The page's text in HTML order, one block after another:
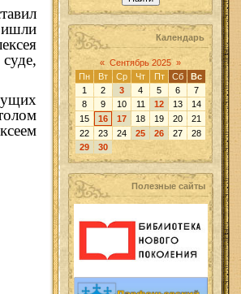
Календарь
« Сентябрь 2025 »
Пн
Вт Ср Чт Пт Сб
Вс
1
2 3 4 5 6
7
8
9 10 11 12 13
14
15
16 17 18 19 20
21
22
23 24 25 26 27
28
29
30
Полезные сайты